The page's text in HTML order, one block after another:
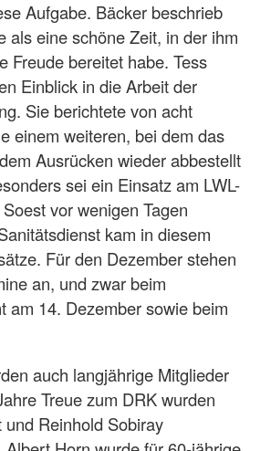
Aufgabe. Bäcker beschrieb
als eine schöne Zeit, in der ihm
Freude bereitet habe. Tess
Einblick in die Arbeit der
Sie berichtete von acht
einem weiteren, bei dem das
Ausrücken wieder abbestellt
sei ein Einsatz am LWL-
vor wenigen Tagen
kam in diesem
Für den Dezember stehen
an, und zwar beim
am 14. Dezember sowie beim
auch langjährige Mitglieder
Treue zum DRK wurden
Reinhold Sobiray